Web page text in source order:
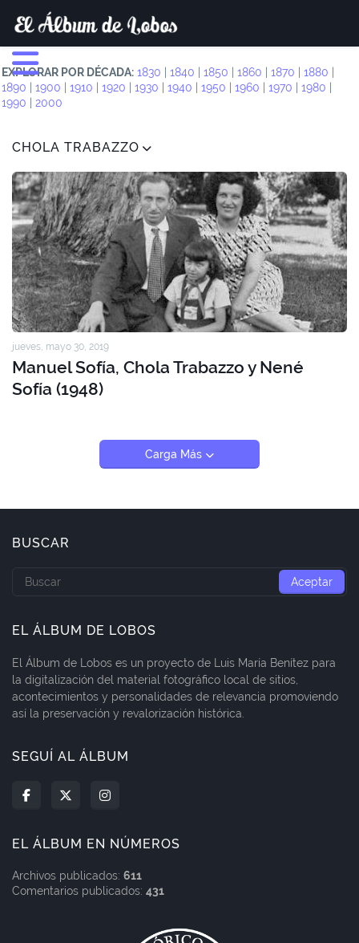
EXPLORAR POR DÉCADA: 1830 1840 1850 1860 1870 1880
1890
1900 1910 1920 1930 1940 1950 1960 1970 1980
1990
2000
CHOLA TRABAZZO
jueves, mayo 30, 2019
Manuel Sofía, Chola Trabazzo y Nené
Sofía (1948)
Carga Más
BUSCAR
EL ÁLBUM DE LOBOS
El Álbum de Lobos es un proyecto de Luis María Benítez para
la digitalización del material fotográfico local de sitios,
acontecimientos y personalidades de relevancia promoviendo
así la preservación y revalorización histórica.
SEGUÍ AL ÁLBUM
EL ÁLBUM EN NÚMEROS
Archivos publicados: 611
Comentarios publicados: 431